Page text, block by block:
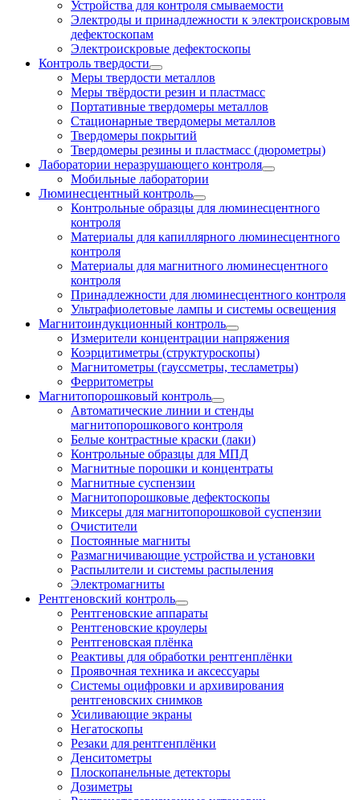
Устройства для контроля смываемости
Электроды и принадлежности к электроискровым
дефектоскопам
Электроискровые дефектоскопы
Контроль твердости
Меры твердости металлов
Меры твёрдости резин и пластмасс
Портативные твердомеры металлов
Стационарные твердомеры металлов
Твердомеры покрытий
Твердомеры резины и пластмасс (дюрометры)
Лаборатории неразрушающего контроля
Мобильные лаборатории
Люминесцентный контроль
Контрольные образцы для люминесцентного
контроля
Материалы для капиллярного люминесцентного
контроля
Материалы для магнитного люминесцентного
контроля
Принадлежности для люминесцентного контроля
Ультрафиолетовые лампы и системы освещения
Магнитоиндукционный контроль
Измерители концентрации напряжения
Коэрцитиметры (структуроскопы)
Магнитометры (гауссметры, тесламетры)
Ферритометры
Магнитопорошковый контроль
Автоматические линии и стенды
магнитопорошкового контроля
Белые контрастные краски (лаки)
Контрольные образцы для МПД
Магнитные порошки и концентраты
Магнитные суспензии
Магнитопорошковые дефектоскопы
Миксеры для магнитопорошковой суспензии
Очистители
Постоянные магниты
Размагничивающие устройства и установки
Распылители и системы распыления
Электромагниты
Рентгеновский контроль
Рентгеновские аппараты
Рентгеновские кроулеры
Рентгеновская плёнка
Реактивы для обработки рентгенплёнки
Проявочная техника и аксессуары
Системы оцифровки и архивирования
рентгеновских снимков
Усиливающие экраны
Негатоскопы
Резаки для рентгенплёнки
Денситометры
Плоскопанельные детекторы
Дозиметры